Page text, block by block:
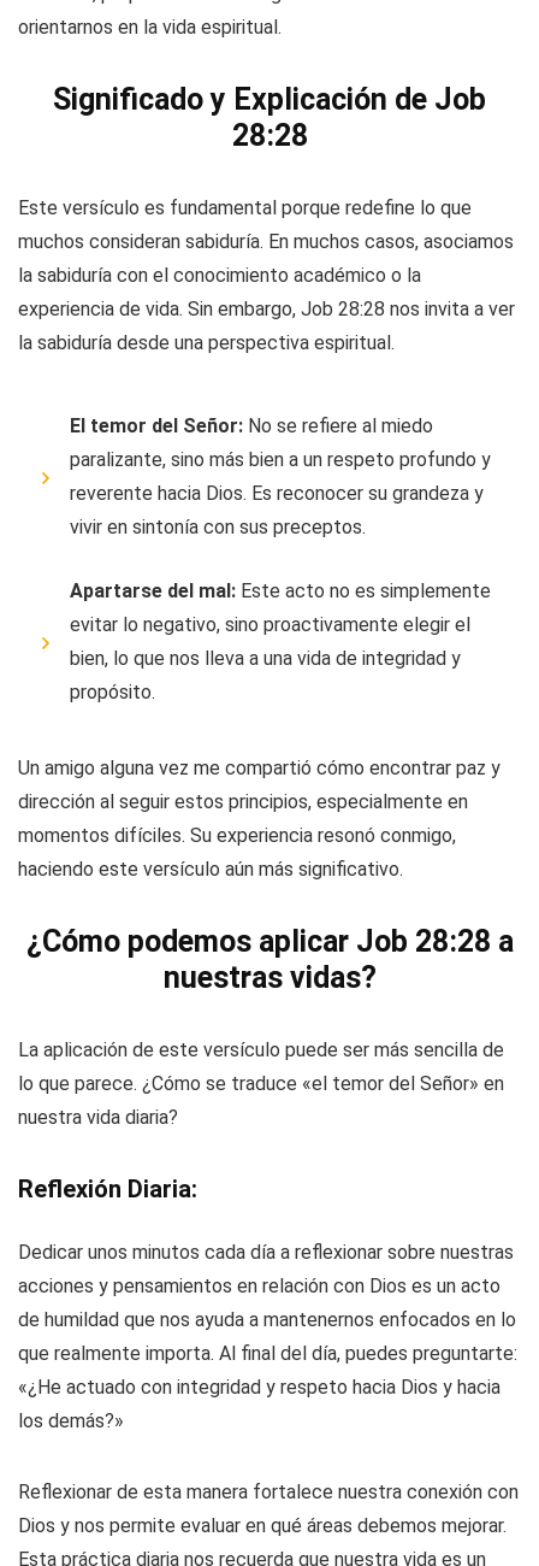
orientarnos en la vida espiritual.
Significado y Explicación de Job
28:28
Este versículo es fundamental porque redefine lo que
muchos consideran sabiduría. En muchos casos, asociamos
la sabiduría con el conocimiento académico o la
experiencia de vida. Sin embargo, Job 28:28 nos invita a ver
la sabiduría desde una perspectiva espiritual.
El temor del Señor: No se refiere al miedo
paralizante, sino más bien a un respeto profundo y
reverente hacia Dios. Es reconocer su grandeza y
vivir en sintonía con sus preceptos.
Apartarse del mal: Este acto no es simplemente
evitar lo negativo, sino proactivamente elegir el
bien, lo que nos lleva a una vida de integridad y
propósito.
Un amigo alguna vez me compartió cómo encontrar paz y
dirección al seguir estos principios, especialmente en
momentos difíciles. Su experiencia resonó conmigo,
haciendo este versículo aún más significativo.
¿Cómo podemos aplicar Job 28:28 a
nuestras vidas?
La aplicación de este versículo puede ser más sencilla de
lo que parece. ¿Cómo se traduce «el temor del Señor» en
nuestra vida diaria?
Reflexión Diaria:
Dedicar unos minutos cada día a reflexionar sobre nuestras
acciones y pensamientos en relación con Dios es un acto
de humildad que nos ayuda a mantenernos enfocados en lo
que realmente importa. Al final del día, puedes preguntarte:
«¿He actuado con integridad y respeto hacia Dios y hacia
los demás?»
Reflexionar de esta manera fortalece nuestra conexión con
Dios y nos permite evaluar en qué áreas debemos mejorar.
Esta práctica diaria nos recuerda que nuestra vida es un